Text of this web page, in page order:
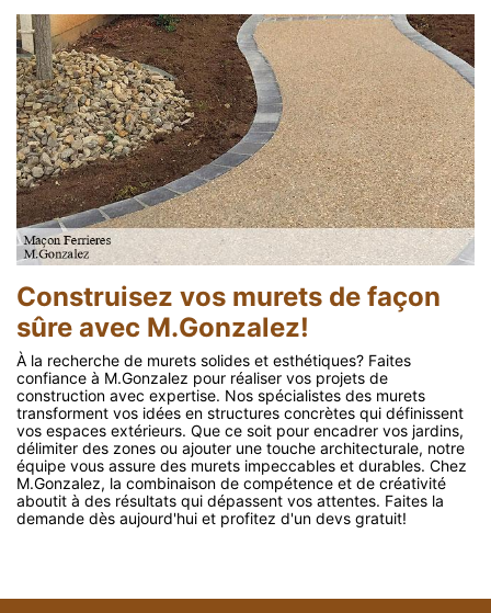
Construisez vos murets de façon
sûre avec M.Gonzalez!
À la recherche de murets solides et esthétiques? Faites
confiance à M.Gonzalez pour réaliser vos projets de
construction avec expertise. Nos spécialistes des murets
transforment vos idées en structures concrètes qui définissent
vos espaces extérieurs. Que ce soit pour encadrer vos jardins,
délimiter des zones ou ajouter une touche architecturale, notre
équipe vous assure des murets impeccables et durables. Chez
M.Gonzalez, la combinaison de compétence et de créativité
aboutit à des résultats qui dépassent vos attentes. Faites la
demande dès aujourd'hui et profitez d'un devs gratuit!